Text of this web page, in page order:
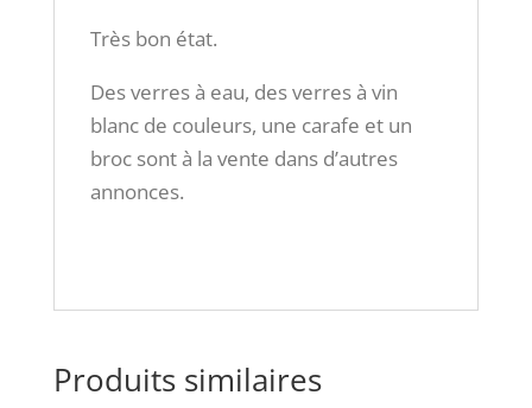
Très bon état.
Des verres à eau, des verres à vin
blanc de couleurs, une carafe et un
broc sont à la vente dans d’autres
annonces.
Produits similaires